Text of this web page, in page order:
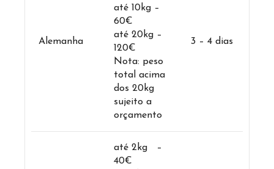
Alemanha
até 10kg –
60€
até 20kg –
120€
Nota: peso
total acima
dos 20kg
sujeito a
orçamento
3 – 4 dias
até 2kg –
40€